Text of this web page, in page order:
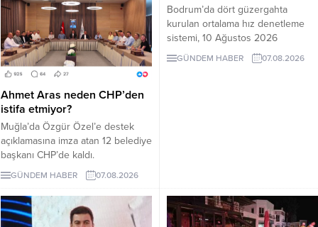
Ahmet Aras neden CHP’den
istifa etmiyor?
Muğla’da Özgür Özel’e destek
açıklamasına imza atan 12 belediye
başkanı CHP’de kaldı.
Milletvekilleri Yeni Parti’ye
geçerken belediye başkanlarının
tutumu ve CHP yönetiminin
sessizliği tartışılıyor.
GÜNDEM HABER 07.08.2026
Bodrum’da dört güzergahta
kurulan ortalama hız denetleme
sistemi, 10 Ağustos 2026
Pazartesi günü devreye girecek.
İşte EDS uygulanacak yollar.
GÜNDEM HABER 07.08.2026